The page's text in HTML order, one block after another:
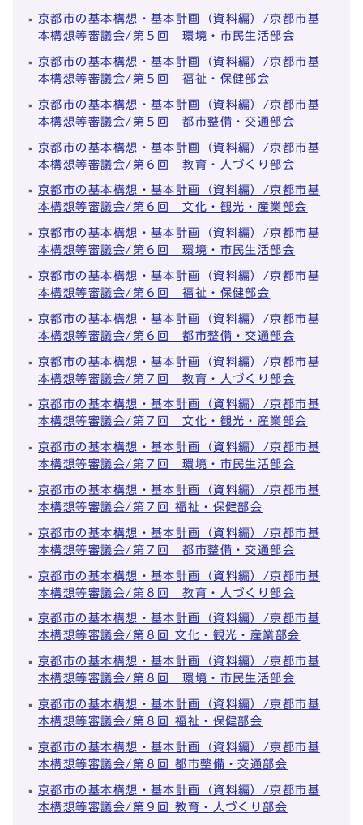
京都市の基本構想・基本計画（資料編）/京都市基
本構想等審議会/第５回 環境・市民生活部会
京都市の基本構想・基本計画（資料編）/京都市基
本構想等審議会/第５回 福祉・保健部会
京都市の基本構想・基本計画（資料編）/京都市基
本構想等審議会/第５回 都市整備・交通部会
京都市の基本構想・基本計画（資料編）/京都市基
本構想等審議会/第６回 教育・人づくり部会
京都市の基本構想・基本計画（資料編）/京都市基
本構想等審議会/第６回 文化・観光・産業部会
京都市の基本構想・基本計画（資料編）/京都市基
本構想等審議会/第６回 環境・市民生活部会
京都市の基本構想・基本計画（資料編）/京都市基
本構想等審議会/第６回 福祉・保健部会
京都市の基本構想・基本計画（資料編）/京都市基
本構想等審議会/第６回 都市整備・交通部会
京都市の基本構想・基本計画（資料編）/京都市基
本構想等審議会/第７回 教育・人づくり部会
京都市の基本構想・基本計画（資料編）/京都市基
本構想等審議会/第７回 文化・観光・産業部会
京都市の基本構想・基本計画（資料編）/京都市基
本構想等審議会/第７回 環境・市民生活部会
京都市の基本構想・基本計画（資料編）/京都市基
本構想等審議会/第７回 福祉・保健部会
京都市の基本構想・基本計画（資料編）/京都市基
本構想等審議会/第７回 都市整備・交通部会
京都市の基本構想・基本計画（資料編）/京都市基
本構想等審議会/第８回 教育・人づくり部会
京都市の基本構想・基本計画（資料編）/京都市基
本構想等審議会/第８回 文化・観光・産業部会
京都市の基本構想・基本計画（資料編）/京都市基
本構想等審議会/第８回 環境・市民生活部会
京都市の基本構想・基本計画（資料編）/京都市基
本構想等審議会/第８回 福祉・保健部会
京都市の基本構想・基本計画（資料編）/京都市基
本構想等審議会/第８回 都市整備・交通部会
京都市の基本構想・基本計画（資料編）/京都市基
本構想等審議会/第９回 教育・人づくり部会